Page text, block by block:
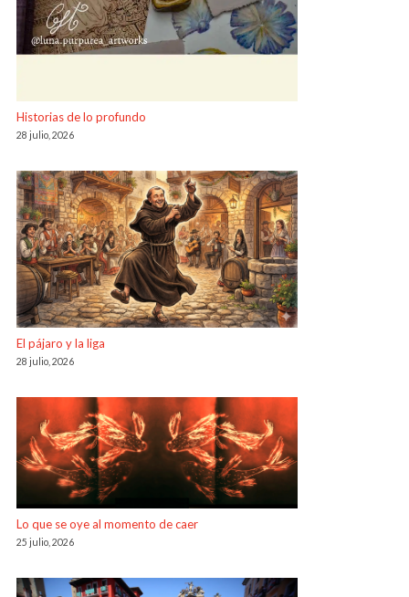
Historias de lo profundo
28 julio, 2026
El pájaro y la liga
28 julio, 2026
Lo que se oye al momento de caer
25 julio, 2026